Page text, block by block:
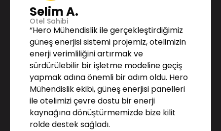
Selim A.
Otel Sahibi
“Hero Mühendislik ile gerçekleştirdiğimiz
güneş enerjisi sistemi projemiz, otelimizin
enerji verimliliğini artırmak ve
sürdürülebilir bir işletme modeline geçiş
yapmak adına önemli bir adım oldu. Hero
Mühendislik ekibi, güneş enerjisi panelleri
ile otelimizi çevre dostu bir enerji
kaynağına dönüştürmemizde bize kilit
rolde destek sağladı.